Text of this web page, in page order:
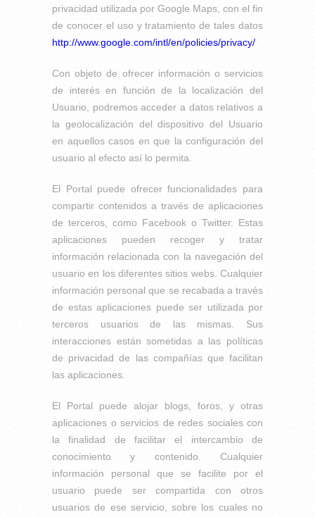
privacidad utilizada por Google Maps, con el fin
de conocer el uso y tratamiento de tales datos
http://www.google.com/intl/en/policies/privacy/
Con objeto de ofrecer información o servicios
de interés en función de la localización del
Usuario, podremos acceder a datos relativos a
la geolocalización del dispositivo del Usuario
en aquellos casos en que la configuración del
usuario al efecto así lo permita.
El Portal puede ofrecer funcionalidades para
compartir contenidos a través de aplicaciones
de terceros, como Facebook o Twitter. Estas
aplicaciones pueden recoger y tratar
información relacionada con la navegación del
usuario en los diferentes sitios webs. Cualquier
información personal que se recabada a través
de estas aplicaciones puede ser utilizada por
terceros usuarios de las mismas. Sus
interacciones están sometidas a las políticas
de privacidad de las compañías que facilitan
las aplicaciones.
El Portal puede alojar blogs, foros, y otras
aplicaciones o servicios de redes sociales con
la finalidad de facilitar el intercambio de
conocimiento y contenido. Cualquier
información personal que se facilite por el
usuario puede ser compartida con otros
usuarios de ese servicio, sobre los cuales no